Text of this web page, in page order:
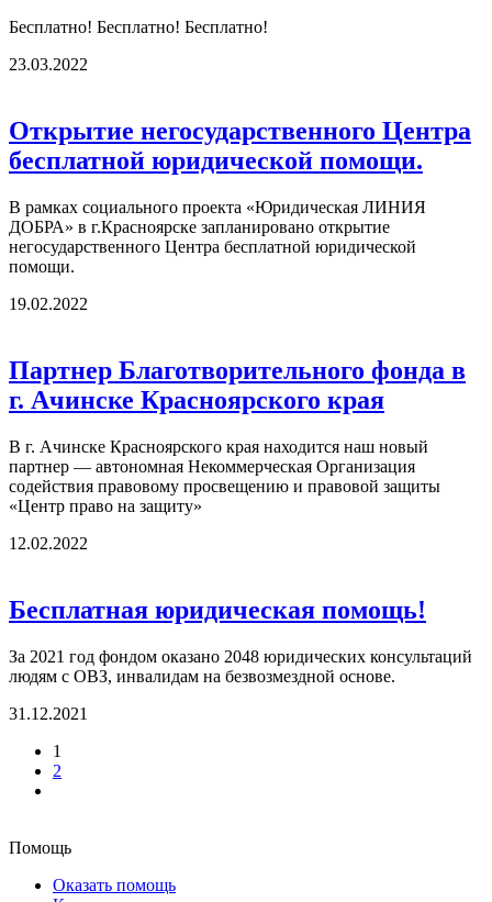
Бесплатно! Бесплатно! Бесплатно!
23.03.2022
Открытие негосударственного Центра
бесплатной юридической помощи.
В рамках социального проекта «Юридическая ЛИНИЯ
ДОБРА» в г.Красноярске запланировано открытие
негосударственного Центра бесплатной юридической
помощи.
19.02.2022
Партнер Благотворительного фонда в
г. Ачинске Красноярского края
В г. Ачинске Красноярского края находится наш новый
партнер — автономная Некоммерческая Организация
содействия правовому просвещению и правовой защиты
«Центр право на защиту»
12.02.2022
Бесплатная юридическая помощь!
За 2021 год фондом оказано 2048 юридических консультаций
людям с ОВЗ, инвалидам на безвозмездной основе.
31.12.2021
1
2
Помощь
Оказать помощь